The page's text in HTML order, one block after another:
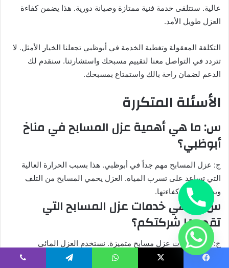
عالية. ستتلقى خدمة فنية ممتازة وصيانة دورية. هذا يضمن كفاءة
العزل طويل الأمد.
التكلفة المعقولة وتغطية الخدمة في أبوظبي تجعلنا الخيار الأمثل. لا
تتردد في التواصل معنا لتقييم مسبحك واستشارتنا. سنقدم لك
الدعم لضمان راحة بالك واستمتاع بمسبحك.
الأسئلة المتكررة
س: ما هي أهمية عزل المسابح في مناخ
أبوظبي؟
ج: عزل المسابح مهم جداً في أبوظبي. هذا بسبب الحرارة العالية
التي تساعد على تسرب المياه. العزل يحمي المسابح من التلف
ويحافظ على كفاءتها.
س: ما هي خدمات عزل المسابح التي
تقدمها شركتكم؟
ج: نقدم خدمات عزل مسابح متميزة. نستخدم العزل المائي
البوليمري والعزل الحراري المتقدم. نحافظ على جودة عالية